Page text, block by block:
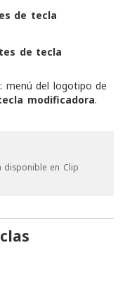
de tecla
de tecla
menú del logotipo de
modificadora.
disponible en Clip